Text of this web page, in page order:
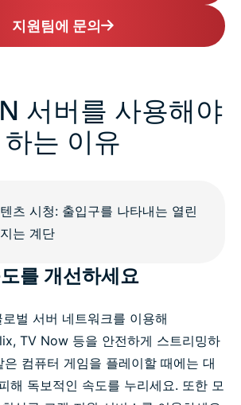
지원팀에 문의
서버를 사용해야
하는 이유
를 개선하세요
벌 서버 네트워크를 이용해
TV Now 등을 안전하게 스트리밍하
컴퓨터 게임을 플레이할 때에는 대
해 독보적인 속도를 누리세요. 또한 모